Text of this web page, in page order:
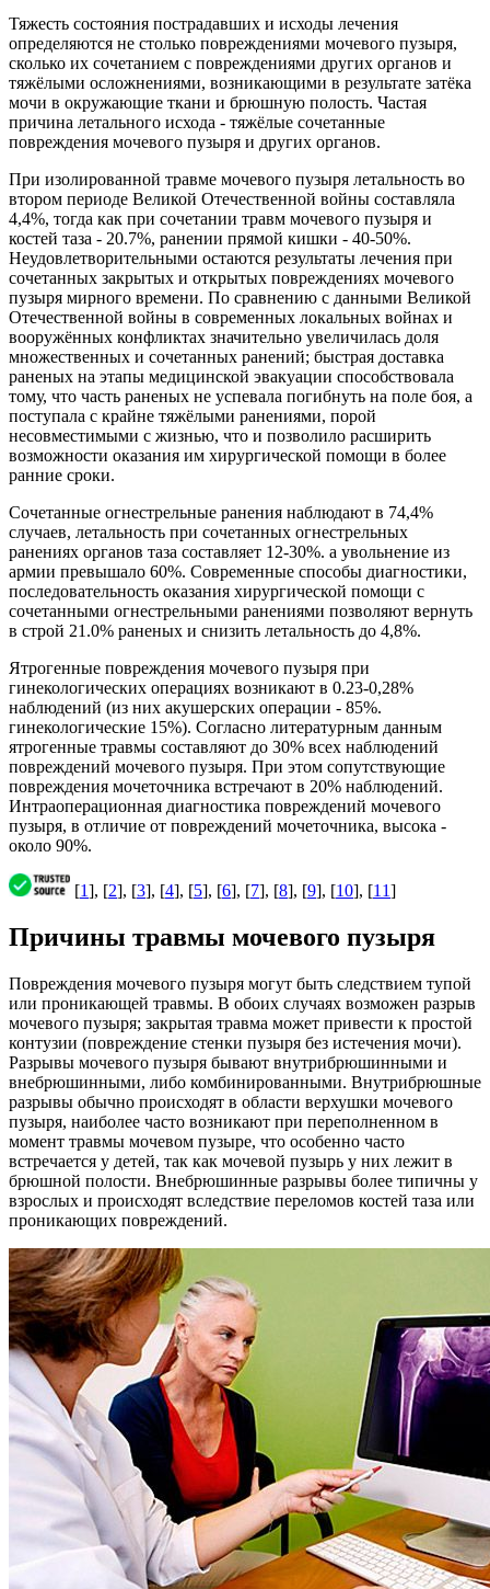
Тяжесть состояния пострадавших и исходы лечения
определяются не столько повреждениями мочевого пузыря,
сколько их сочетанием с повреждениями других органов и
тяжёлыми осложнениями, возникающими в результате затёка
мочи в окружающие ткани и брюшную полость. Частая
причина летального исхода - тяжёлые сочетанные
повреждения мочевого пузыря и других органов.
При изолированной травме мочевого пузыря летальность во
втором периоде Великой Отечественной войны составляла
4,4%, тогда как при сочетании травм мочевого пузыря и
костей таза - 20.7%, ранении прямой кишки - 40-50%.
Неудовлетворительными остаются результаты лечения при
сочетанных закрытых и открытых повреждениях мочевого
пузыря мирного времени. По сравнению с данными Великой
Отечественной войны в современных локальных войнах и
вооружённых конфликтах значительно увеличилась доля
множественных и сочетанных ранений; быстрая доставка
раненых на этапы медицинской эвакуации способствовала
тому, что часть раненых не успевала погибнуть на поле боя, а
поступала с крайне тяжёлыми ранениями, порой
несовместимыми с жизнью, что и позволило расширить
возможности оказания им хирургической помощи в более
ранние сроки.
Сочетанные огнестрельные ранения наблюдают в 74,4%
случаев, летальность при сочетанных огнестрельных
ранениях органов таза составляет 12-30%. а увольнение из
армии превышало 60%. Современные способы диагностики,
последовательность оказания хирургической помощи с
сочетанными огнестрельными ранениями позволяют вернуть
в строй 21.0% раненых и снизить летальность до 4,8%.
Ятрогенные повреждения мочевого пузыря при
гинекологических операциях возникают в 0.23-0,28%
наблюдений (из них акушерских операции - 85%.
гинекологические 15%). Согласно литературным данным
ятрогенные травмы составляют до 30% всех наблюдений
повреждений мочевого пузыря. При этом сопутствующие
повреждения мочеточника встречают в 20% наблюдений.
Интраоперационная диагностика повреждений мочевого
пузыря, в отличие от повреждений мочеточника, высока -
около 90%.
[1], [2], [3], [4], [5], [6], [7], [8], [9], [10], [11]
Причины травмы мочевого пузыря
Повреждения мочевого пузыря могут быть следствием тупой
или проникающей травмы. В обоих случаях возможен разрыв
мочевого пузыря; закрытая травма может привести к простой
контузии (повреждение стенки пузыря без истечения мочи).
Разрывы мочевого пузыря бывают внутрибрюшинными и
внебрюшинными, либо комбинированными. Внутрибрюшные
разрывы обычно происходят в области верхушки мочевого
пузыря, наиболее часто возникают при переполненном в
момент травмы мочевом пузыре, что особенно часто
встречается у детей, так как мочевой пузырь у них лежит в
брюшной полости. Внебрюшинные разрывы более типичны у
взрослых и происходят вследствие переломов костей таза или
проникающих повреждений.